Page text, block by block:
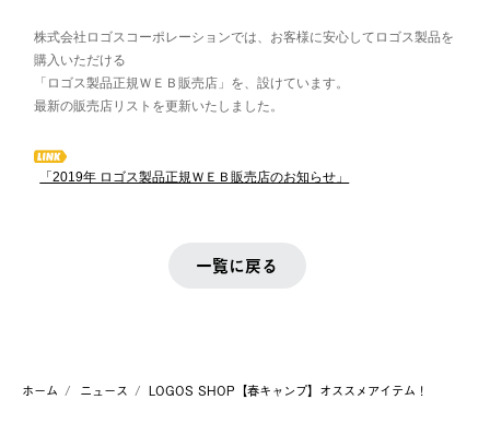
株式会社ロゴスコーポレーションでは、お客様に安心してロゴス製品を
購入いただける
「ロゴス製品正規ＷＥＢ販売店」を、設けています。
最新の販売店リストを更新いたしました。
「2019年 ロゴス製品正規ＷＥＢ販売店のお知らせ」
一覧に戻る
ホーム ニュース LOGOS SHOP【春キャンプ】オススメアイテム！